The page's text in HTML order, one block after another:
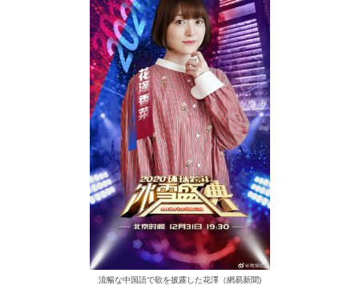
流暢な中国語で歌を披露した花澤（網易新聞)